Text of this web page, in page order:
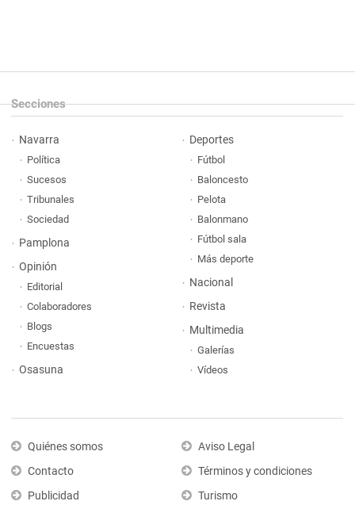
Secciones
Navarra
Política
Sucesos
Tribunales
Sociedad
Pamplona
Opinión
Editorial
Colaboradores
Blogs
Encuestas
Osasuna
Deportes
Fútbol
Baloncesto
Pelota
Balonmano
Fútbol sala
Más deporte
Nacional
Revista
Multimedia
Galerías
Vídeos
Quiénes somos
Contacto
Publicidad
Aviso Legal
Términos y condiciones
Turismo